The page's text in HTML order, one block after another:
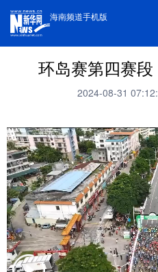
海南频道手机版
环岛赛第四赛
2024-08-31